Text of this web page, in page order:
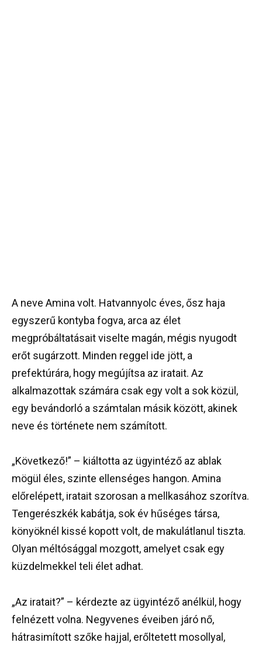
A neve Amina volt. Hatvannyolc éves, ősz haja
egyszerű kontyba fogva, arca az élet
megpróbáltatásait viselte magán, mégis nyugodt
erőt sugárzott. Minden reggel ide jött, a
prefektúrára, hogy megújítsa az iratait. Az
alkalmazottak számára csak egy volt a sok közül,
egy bevándorló a számtalan másik között, akinek
neve és története nem számított.
„Következő!” – kiáltotta az ügyintéző az ablak
mögül éles, szinte ellenséges hangon. Amina
előrelépett, iratait szorosan a mellkasához szorítva.
Tengerészkék kabátja, sok év hűséges társa,
könyöknél kissé kopott volt, de makulátlanul tiszta.
Olyan méltósággal mozgott, amelyet csak egy
küzdelmekkel teli élet adhat.
„Az iratait?” – kérdezte az ügyintéző anélkül, hogy
felnézett volna. Negyvenes éveiben járó nő,
hátrasimított szőke hajjal, erőltetett mosollyal,